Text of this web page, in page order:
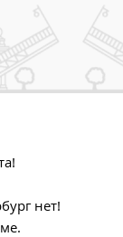
нет!